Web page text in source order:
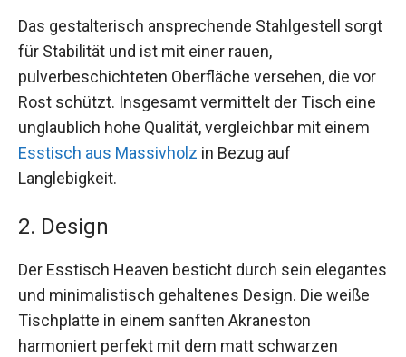
Das gestalterisch ansprechende Stahlgestell sorgt
für Stabilität und ist mit einer rauen,
pulverbeschichteten Oberfläche versehen, die vor
Rost schützt. Insgesamt vermittelt der Tisch eine
unglaublich hohe Qualität, vergleichbar mit einem
Esstisch aus Massivholz in Bezug auf
Langlebigkeit.
2. Design
Der Esstisch Heaven besticht durch sein elegantes
und minimalistisch gehaltenes Design. Die weiße
Tischplatte in einem sanften Akraneston
harmoniert perfekt mit dem matt schwarzen